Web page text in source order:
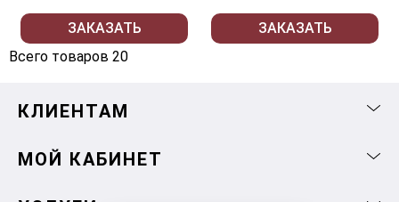
ЗАКАЗАТЬ
ЗАКАЗАТЬ
Всего товаров 20
КЛИЕНТАМ
МОЙ КАБИНЕТ